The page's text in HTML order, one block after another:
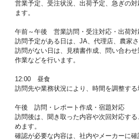
営業予定、受注状況、出荷予定、急ぎの
ます。
午前～午後 営業訪問・受注対応・出荷対
訪問予定がある日は、JA、代理店、農家さ
訪問がない日は、見積書作成、問い合わ
作業などを行います。
12:00 昼食
訪問先や業務状況により、時間を調整する
午後 訪問・レポート作成・宿題対応
訪問後は、聞き取った内容や次回対応す
めます。
確認が必要な内容は、社内やメーカーに確